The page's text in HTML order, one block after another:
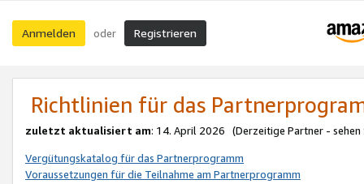
Anmelden oder Registrieren
Richtlinien für das
zuletzt aktualisiert am: 14. April 2026 (Derzeitige Partner - sehen
Vergütungskatalog für das Partnerprogramm
Voraussetzungen für die Teilnahme am Partnerprogramm